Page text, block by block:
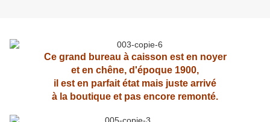
Ce grand bureau à caisson est en noyer
et en chêne, d'époque 1900,
il est en parfait état mais juste arrivé
à la boutique et pas encore remonté.